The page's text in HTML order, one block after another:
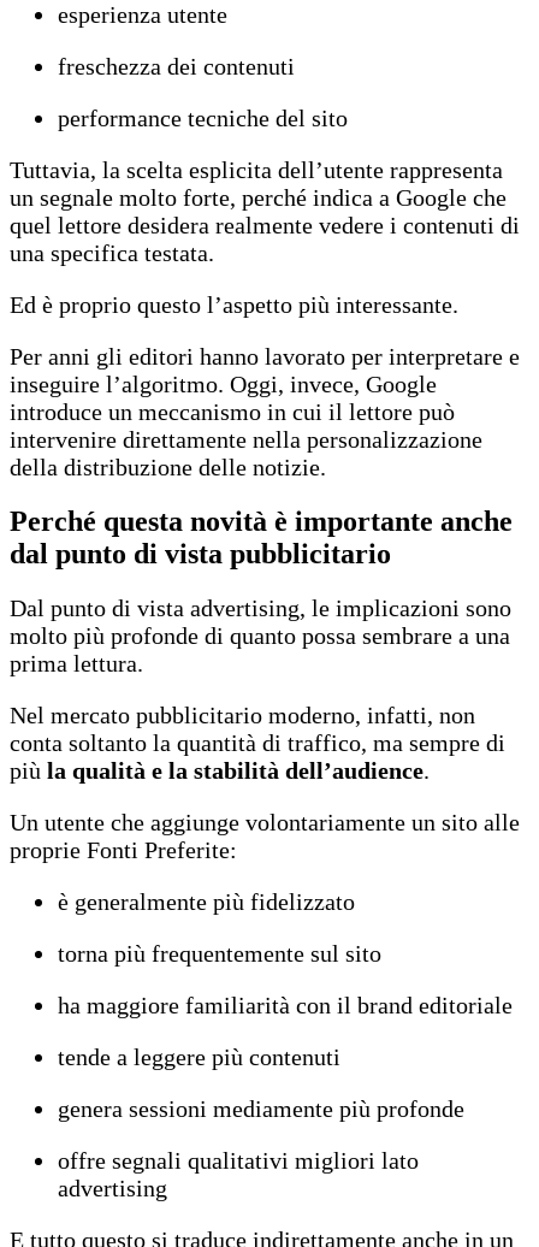
esperienza utente
freschezza dei contenuti
performance tecniche del sito
Tuttavia, la scelta esplicita dell’utente rappresenta
un segnale molto forte, perché indica a Google che
quel lettore desidera realmente vedere i contenuti di
una specifica testata.
Ed è proprio questo l’aspetto più interessante.
Per anni gli editori hanno lavorato per interpretare e
inseguire l’algoritmo. Oggi, invece, Google
introduce un meccanismo in cui il lettore può
intervenire direttamente nella personalizzazione
della distribuzione delle notizie.
Perché questa novità è importante anche
dal punto di vista pubblicitario
Dal punto di vista advertising, le implicazioni sono
molto più profonde di quanto possa sembrare a una
prima lettura.
Nel mercato pubblicitario moderno, infatti, non
conta soltanto la quantità di traffico, ma sempre di
più la qualità e la stabilità dell’audience.
Un utente che aggiunge volontariamente un sito alle
proprie Fonti Preferite:
è generalmente più fidelizzato
torna più frequentemente sul sito
ha maggiore familiarità con il brand editoriale
tende a leggere più contenuti
genera sessioni mediamente più profonde
offre segnali qualitativi migliori lato
advertising
E tutto questo si traduce indirettamente anche in un